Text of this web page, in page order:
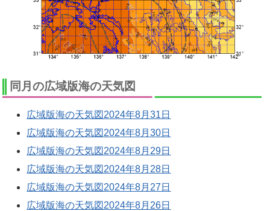
同月の広域版海の天気図
広域版海の天気図2024年8月31日
広域版海の天気図2024年8月30日
広域版海の天気図2024年8月29日
広域版海の天気図2024年8月28日
広域版海の天気図2024年8月27日
広域版海の天気図2024年8月26日